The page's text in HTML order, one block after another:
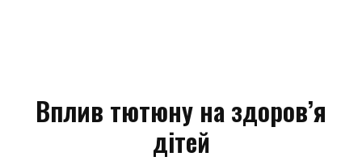
Вплив тютюну на здоров’я
дітей